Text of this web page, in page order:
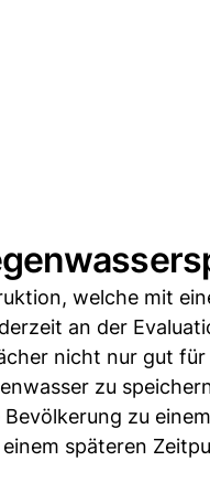
welche mit
an der
nicht nur gut für
zu
zu
späteren